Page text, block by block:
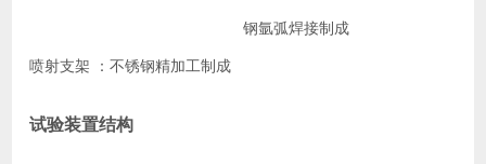
钢氩弧焊接制成
喷射支架 ：不锈钢精加工制成
试验装置结构